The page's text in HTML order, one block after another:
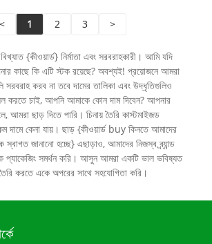
< 1 2 3 >
{কীওয়ার্ড} নির্মাতা এবং সরবরাহকারী। আমি যদি
কাছে কি এটি স্টক রয়েছে? অবশ্যই! প্রয়োজনে আমরা
সরবরাহ করব না তবে দামের তালিকা এবং উদ্ধৃতিগুলিও
করতে চাই, আপনি আমাকে কোন দাম দিবেন? আপনার
আমরা ছাড় দিতে পারি। চিনায় তৈরি কাস্টমাইজড
দামে কেনা যায়। ছাড় {কীওয়ার্ড buy কিনতে আমাদের
স্বাগত জানানো হচ্ছে} এছাড়াও, আমাদের নিজস্ব ব্র্যান্ড
প্যাকেজিং সমর্থন করি। আসুন আমরা একটি ভাল ভবিষ্যত
করতে একে অপরের সাথে সহযোগিতা করি।